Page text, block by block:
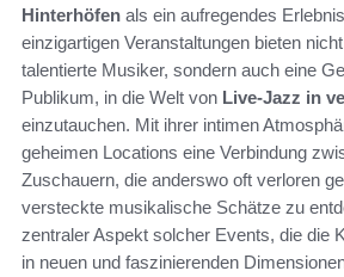
Hinterhöfen als ein aufregendes
einzigartigen Veranstaltungen bieten
talentierte Musiker, sondern auch eine
Publikum, in die Welt von Live-Jazz in
einzutauchen. Mit ihrer intimen
geheimen Locations eine Verbindung
Zuschauern, die anderswo oft verloren
versteckte musikalische Schätze zu
zentraler Aspekt solcher Events, die die
in neuen und faszinierenden